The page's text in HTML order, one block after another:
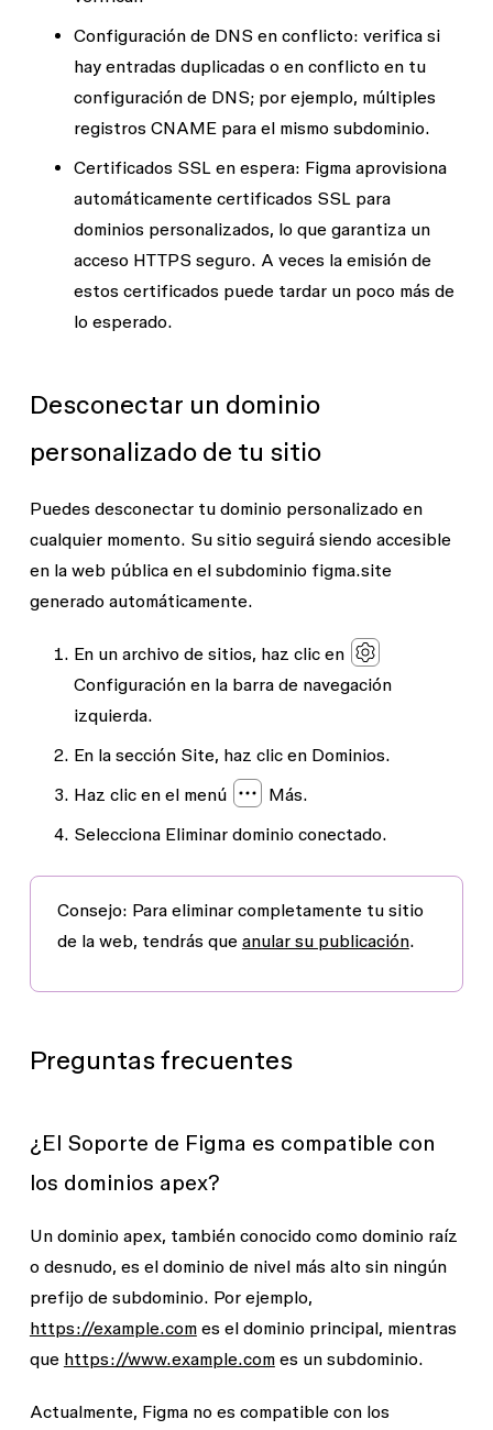
Configuración de DNS en conflicto: verifica si
hay entradas duplicadas o en conflicto en tu
configuración de DNS; por ejemplo, múltiples
registros CNAME para el mismo subdominio.
Certificados SSL en espera: Figma aprovisiona
automáticamente certificados SSL para
dominios personalizados, lo que garantiza un
acceso HTTPS seguro. A veces la emisión de
estos certificados puede tardar un poco más de
lo esperado.
Desconectar un dominio
personalizado de tu sitio
Puedes desconectar tu dominio personalizado en
cualquier momento. Su sitio seguirá siendo accesible
en la web pública en el subdominio figma.site
generado automáticamente.
En un archivo de sitios, haz clic en
Configuraciónen la barra de navegación
izquierda.
En la sección Site, haz clic en Dominios.
Haz clic en el menú
Más.
Selecciona Eliminar dominio conectado.
Consejo: Para eliminar completamente tu sitio
de la web, tendrás que anular su publicación.
Preguntas frecuentes
¿El Soporte de Figma es compatible con
los dominios apex?
Un dominio apex, también conocido como dominio raíz
o desnudo, es el dominio de nivel más alto sin ningún
prefijo de subdominio. Por ejemplo,
https://example.comes el dominio principal, mientras
que https://www.example.comes un subdominio.
Actualmente, Figma no es compatible con los